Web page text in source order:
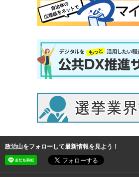
政治山をフォローして最新情報を見よう！